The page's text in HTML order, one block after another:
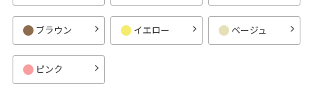
ブラウン イエロー ベージュ
ピンク